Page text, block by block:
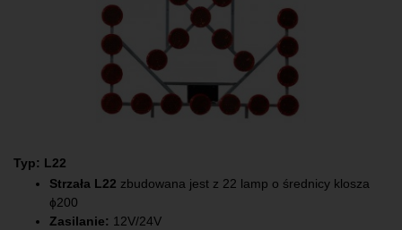
Typ: L22
Strzała L22 zbudowana jest z 22 lamp o średnicy klosza
ɸ200
Zasilanie: 12V/24V